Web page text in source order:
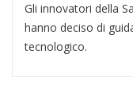
Gli innovatori della
hanno deciso di
tecnologico.